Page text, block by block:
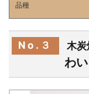
品種
No.３ 木炭
わい